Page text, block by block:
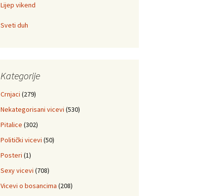
Lijep vikend
Sveti duh
Kategorije
Crnjaci (279)
Nekategorisani vicevi (530)
Pitalice (302)
Politički vicevi (50)
Posteri (1)
Sexy vicevi (708)
Vicevi o bosancima (208)